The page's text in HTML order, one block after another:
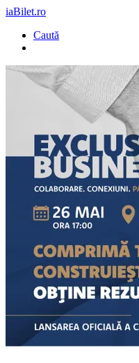
iaBilet.ro
Caută